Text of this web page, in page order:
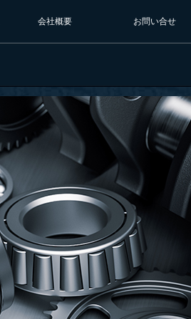
会社概要 お問い合せ